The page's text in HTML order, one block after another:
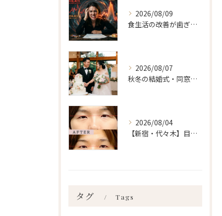
2026/08/09
食生活の改善が歯ぎしり、食いしばり 新宿・食いしばり・骨盤矯正・小顔矯正・顎関節症・顔の左右差ならailesシンメトリー矯正院
2026/08/07
秋冬の結婚式・同窓会に間に合わせるなら「今」始めるべき理由 ailes式 before・after 新宿・食いしばり・骨盤矯正・小顔矯正・顎関節症・顔の左右差ならailesシンメトリー矯正院
2026/08/04
【新宿・代々木】目の左右差ailes式 before・after 新宿・食いしばり・骨盤矯正・小顔矯正・顎関節症・顔の左右差ならailesシンメトリー矯正院
タグ Tags